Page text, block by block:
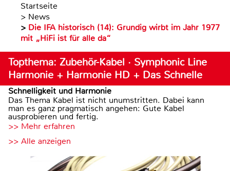
Startseite
> News
> Die IFA historisch (14): Grundig wirbt im Jahr 1977
mit „HiFi ist für alle da“
Topthema: Zubehör-Kabel · Symphonic Line
Harmonie + Harmonie HD + Das Schnelle
Schnelligkeit und Harmonie
Das Thema Kabel ist nicht unumstritten. Dabei kann
man es ganz pragmatisch angehen: Gute Kabel
ausprobieren und fertig.
>> Mehr erfahren
>> Alle anzeigen